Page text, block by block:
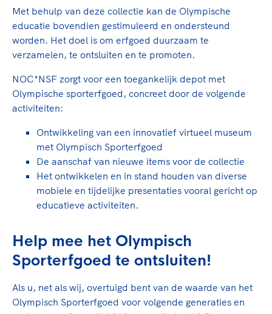
Met behulp van deze collectie kan de Olympische
educatie bovendien gestimuleerd en ondersteund
worden. Het doel is om erfgoed duurzaam te
verzamelen, te ontsluiten en te promoten.
NOC*NSF zorgt voor een toegankelijk depot met
Olympische sporterfgoed, concreet door de volgende
activiteiten:
Ontwikkeling van een innovatief virtueel museum
met Olympisch Sporterfgoed
De aanschaf van nieuwe items voor de collectie
Het ontwikkelen en in stand houden van diverse
mobiele en tijdelijke presentaties vooral gericht op
educatieve activiteiten.
Help mee het Olympisch
Sporterfgoed te ontsluiten!
Als u, net als wij, overtuigd bent van de waarde van het
Olympisch Sporterfgoed voor volgende generaties en